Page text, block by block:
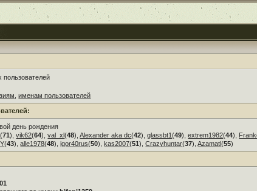
пользователей
,именам пользователей
день рождения
(71),vik62(64),val_xl(48),Alexander aka dc(42),glassbt1(49),extrem1982(44),
(43),alle1978(48),igor40rus(50),kas2007(51),Crazyhuntar(37),Azamatl(55)